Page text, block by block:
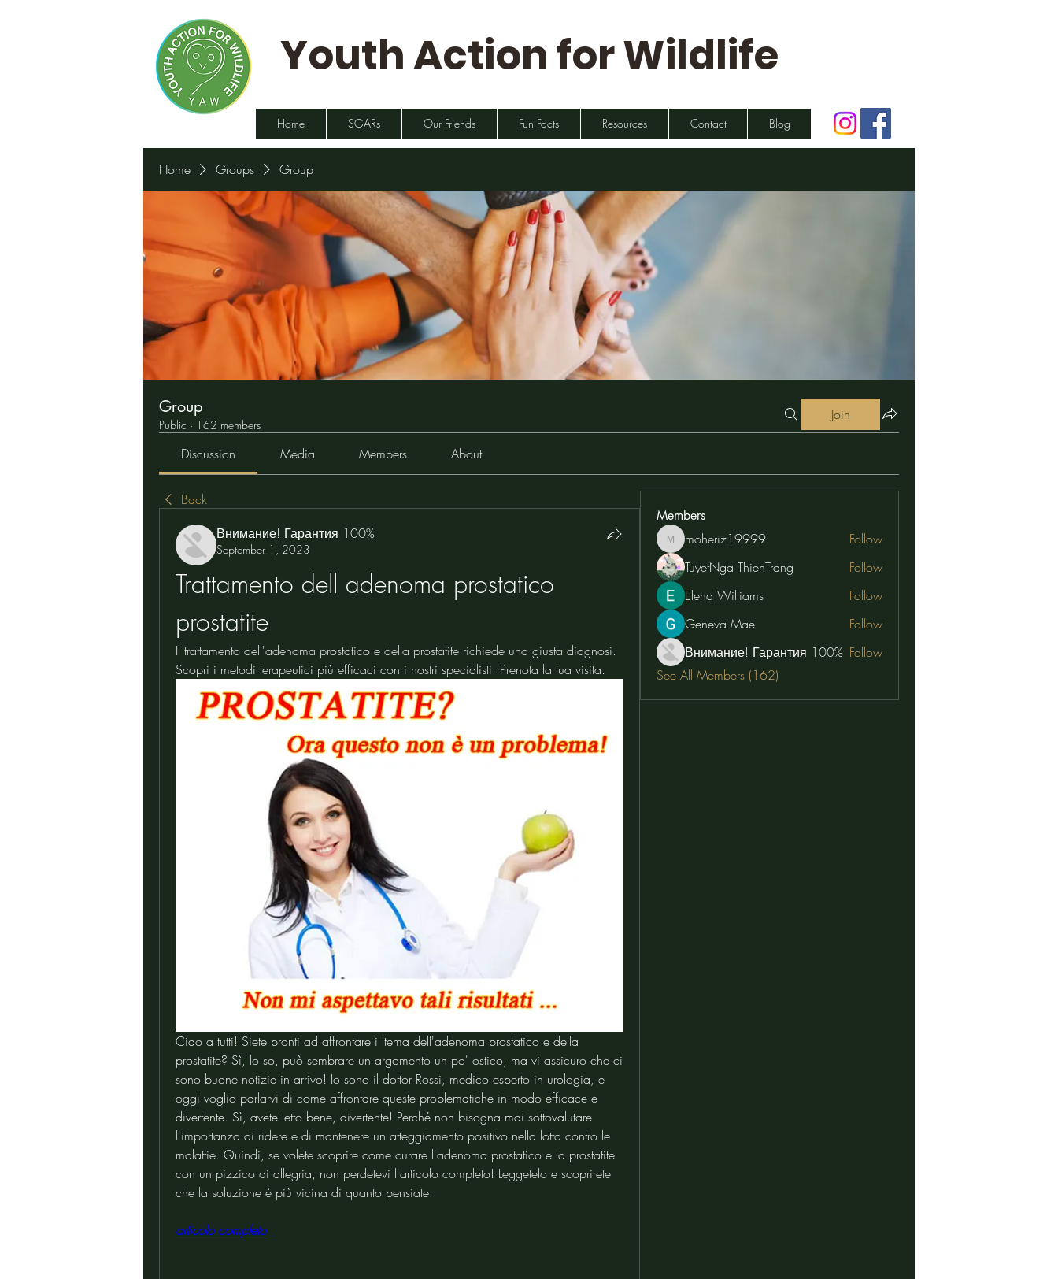
Youth Action for Wildlife
Home SGARs Our Friends Fun Facts Resources Contact Blog
Home Groups Group
Group
Public · 162 members
Join
Discussion Media Members About
Back
Внимание! Гарантия 100%
September 1, 2023
Trattamento dell adenoma prostatico
prostatite
Il trattamento dell'adenoma prostatico e della prostatite richiede una giusta diagnosi.
Scopri i metodi terapeutici più efficaci con i nostri specialisti. Prenota la tua visita.
Ciao a tutti! Siete pronti ad affrontare il tema dell'adenoma prostatico e della
prostatite? Sì, lo so, può sembrare un argomento un po' ostico, ma vi assicuro che ci
sono buone notizie in arrivo! Io sono il dottor Rossi, medico esperto in urologia, e
oggi voglio parlarvi di come affrontare queste problematiche in modo efficace e
divertente. Sì, avete letto bene, divertente! Perché non bisogna mai sottovalutare
l'importanza di ridere e di mantenere un atteggiamento positivo nella lotta contro le
malattie. Quindi, se volete scoprire come curare l'adenoma prostatico e la prostatite
con un pizzico di allegria, non perdetevi l'articolo completo! Leggetelo e scoprirete
che la soluzione è più vicina di quanto pensiate.
articolo completo
Members
moheriz19999
moheriz19999
Follow
TuyetNga ThienTrang
Follow
Elena Williams
Follow
Geneva Mae
Follow
Внимание! Гарантия 100% Follow
See All Members (162)